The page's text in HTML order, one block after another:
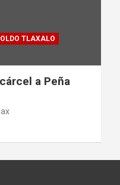
TLAXALO
a Peña